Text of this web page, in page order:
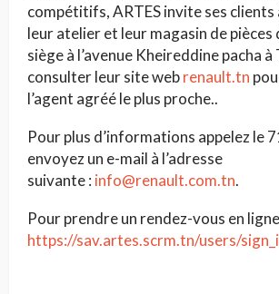
compétitifs, ARTES invite ses clients
leur atelier et leur magasin de pièces
siège à l’avenue Kheireddine pacha à
consulter leur site webrenault.tn
l’agent agréé le plus proche..
Pour plus d’informations appelez le
envoyez un e-mail à l’adresse
suivante : info@renault.com.tn.
Pour prendre un rendez-vous en
https://sav.artes.scrm.tn/users/